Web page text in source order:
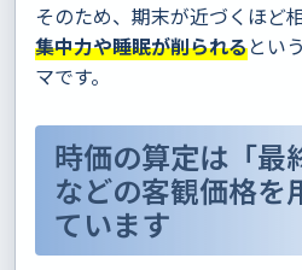
そのため、期末が近づくほど
集中力や睡眠が削られるとい
マです。
時価の算定は「最
などの客観価格を
ています